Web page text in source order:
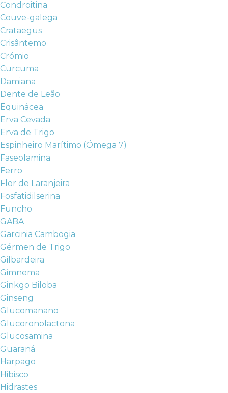
Condroitina
Couve-galega
Crataegus
Crisântemo
Crómio
Curcuma
Damiana
Dente de Leão
Equinácea
Erva Cevada
Erva de Trigo
Espinheiro Marítimo (Ómega 7)
Faseolamina
Ferro
Flor de Laranjeira
Fosfatidilserina
Funcho
GABA
Garcinia Cambogia
Gérmen de Trigo
Gilbardeira
Gimnema
Ginkgo Biloba
Ginseng
Glucomanano
Glucoronolactona
Glucosamina
Guaraná
Harpago
Hibisco
Hidrastes